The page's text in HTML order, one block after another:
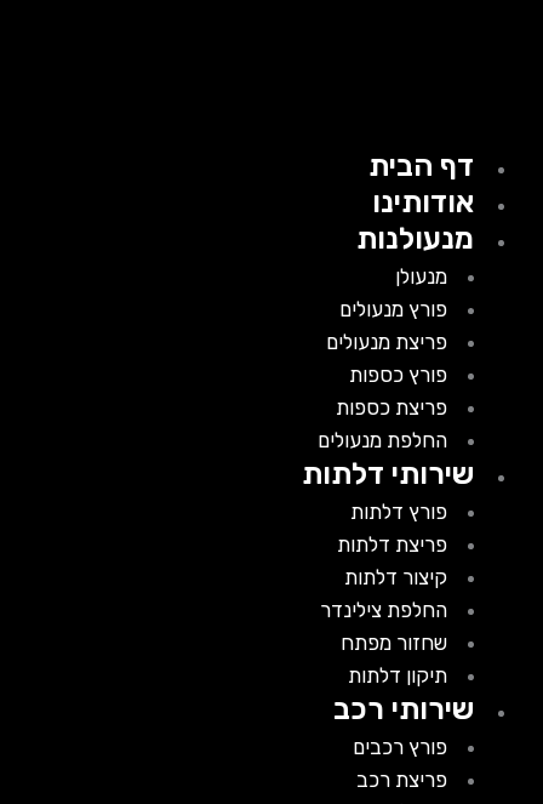
דף הבית
אודותינו
מנעולנות
מנעולן
פורץ מנעולים
פריצת מנעולים
פורץ כספות
פריצת כספות
החלפת מנעולים
שירותי דלתות
פורץ דלתות
פריצת דלתות
קיצור דלתות
החלפת צילינדר
שחזור מפתח
תיקון דלתות
שירותי רכב
פורץ רכבים
פריצת רכב